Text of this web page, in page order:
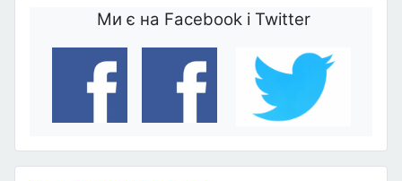
Ми є на Facebook і Twitter